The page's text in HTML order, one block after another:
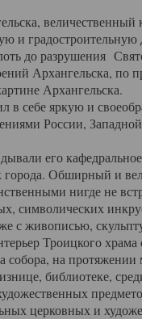
величественный
и
до разрушения
Архангельска, по
Архангельска.
себе яркую и
России,
его
города. Обширный и
нигде не
символических
с живописью,
Троицкого храма
собора, на протяжении
библиотеке,
церковных и